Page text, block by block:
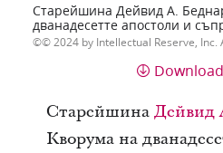
Старейшина Дейвид А.
дванадесетте апостоли и
© 2024 by Intellectual Reserve, Inc.
Старейшина Дейвид
Кворума на